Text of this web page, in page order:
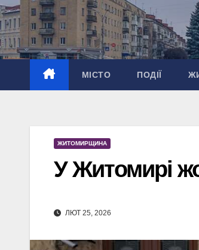
Перейти
до
вмісту
МІСТО ПОДІЇ
ЖИТОМИРЩИНА
У Житомирі
ЛЮТ 25, 2026